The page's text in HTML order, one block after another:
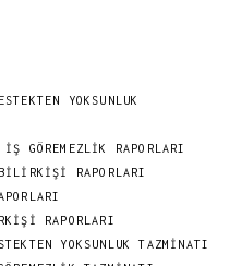
YOKSUNLUK
İŞ GÖREMEZLIK RAPORLARI
RAPORLARI
RAPORLARI
YOKSUNLUK TAZMİNATI